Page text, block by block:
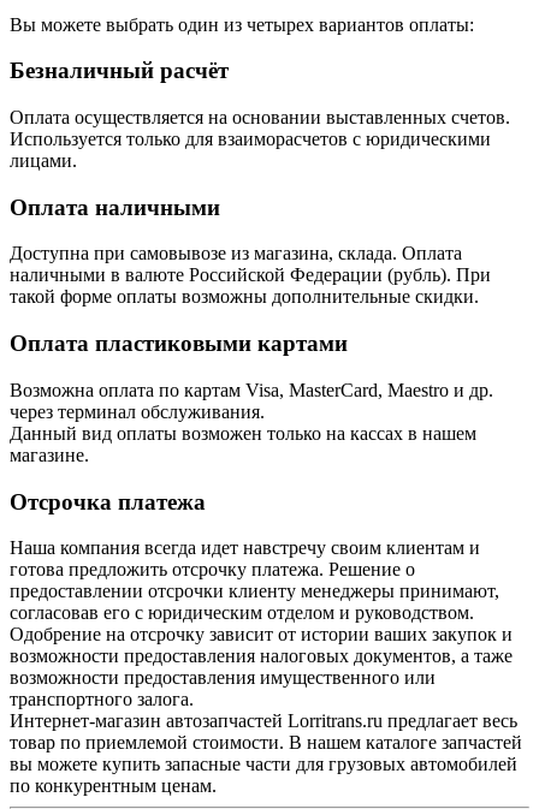
Вы можете выбрать один из четырех вариантов оплаты:
Безналичный расчёт
Оплата осуществляется на основании выставленных счетов.
Используется только для взаиморасчетов с юридическими
лицами.
Оплата наличными
Доступна при самовывозе из магазина, склада. Оплата
наличными в валюте Российской Федерации (рубль). При
такой форме оплаты возможны дополнительные скидки.
Оплата пластиковыми картами
Возможна оплата по картам Visa, MasterCard, Maestro и др.
через терминал обслуживания.
Данный вид оплаты возможен только на кассах в нашем
магазине.
Отсрочка платежа
Наша компания всегда идет навстречу своим клиентам и
готова предложить отсрочку платежа. Решение о
предоставлении отсрочки клиенту менеджеры принимают,
согласовав его с юридическим отделом и руководством.
Одобрение на отсрочку зависит от истории ваших закупок и
возможности предоставления налоговых документов, а таже
возможности предоставления имущественного или
транспортного залога.
Интернет-магазин автозапчастей Lorritrans.ru предлагает весь
товар по приемлемой стоимости. В нашем каталоге запчастей
вы можете купить запасные части для грузовых автомобилей
по конкурентным ценам.